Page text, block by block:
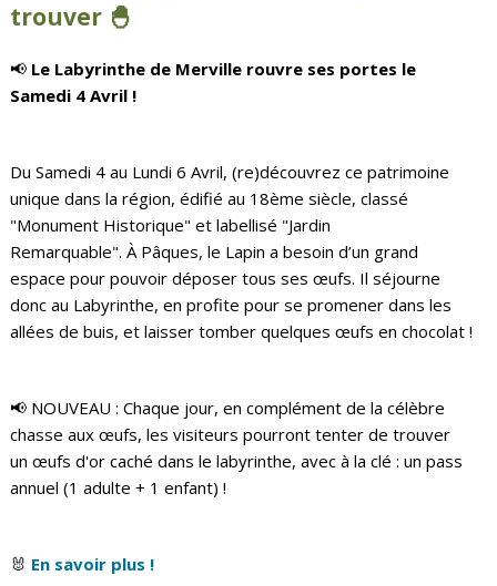
trouver 🐣
📢 Le Labyrinthe de Merville rouvre ses portes le
Samedi 4 Avril !
Du Samedi 4 au Lundi 6 Avril, (re)découvrez ce patrimoine
unique dans la région, édifié au 18ème siècle, classé
"Monument Historique" et labellisé "Jardin
Remarquable". À Pâques, le Lapin a besoin d’un grand
espace pour pouvoir déposer tous ses œufs. Il séjourne
donc au Labyrinthe, en profite pour se promener dans les
allées de buis, et laisser tomber quelques œufs en chocolat !
📢 NOUVEAU : Chaque jour, en complément de la célèbre
chasse aux œufs, les visiteurs pourront tenter de trouver
un œufs d'or caché dans le labyrinthe, avec à la clé : un pass
annuel (1 adulte + 1 enfant) !
🐰 En savoir plus !